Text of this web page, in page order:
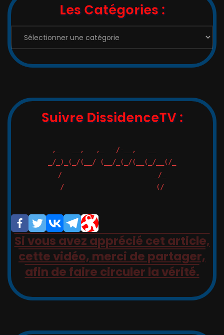
Les Catégories :
Suivre DissidenceTV :
,_   __,   ,_  -/-__,   __   _
_/_)_(_/(__/ (__/_(_/(__(_/__(/_
/                       _/_
/                       (/
Si vous avez apprécié cet article,
cette vidéo, merci de partager,
afin de faire circuler la vérité.